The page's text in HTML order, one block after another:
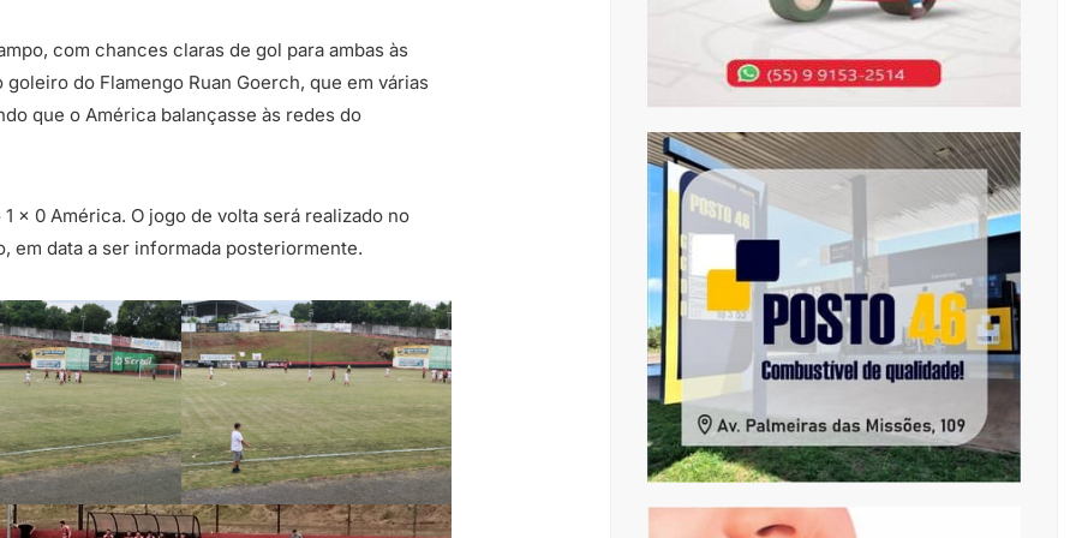
com chances claras de gol para ambas às
do Flamengo Ruan Goerch, que em várias
que o América balançasse às redes do
x 0 América. O jogo de volta será realizado no
em data a ser informada posteriormente.